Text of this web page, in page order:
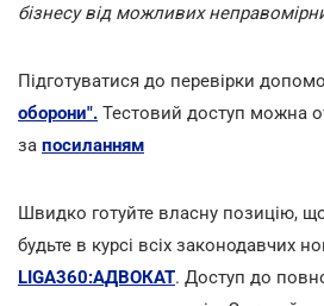
бізнесу від можливих
Підготуватися до перевірки
оборони". Тестовий доступ можна
за посиланням
Швидко готуйте власну позицію,
будьте в курсі всіх законодавчих
LIGA360:АДВОКАТ. Доступ до